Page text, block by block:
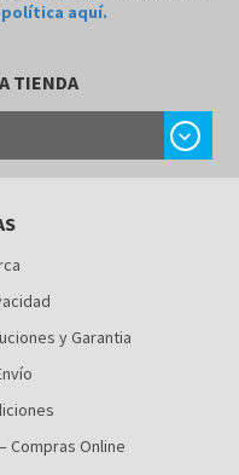
política aquí.
TIENDA
chevron_right
y Garantia
Compras Online